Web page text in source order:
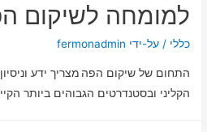
למומחה לשיקום
כללי / על-ידי fermonadmin
התחום של שיקום הפה מצריך ידע
הקליני ובסטנדרטים הגבוהים ביותר